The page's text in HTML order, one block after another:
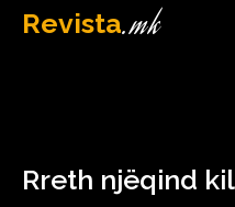
Revista.mk
December 20,
Rreth njëqind